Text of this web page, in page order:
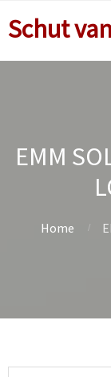
Schut
EMM
Home